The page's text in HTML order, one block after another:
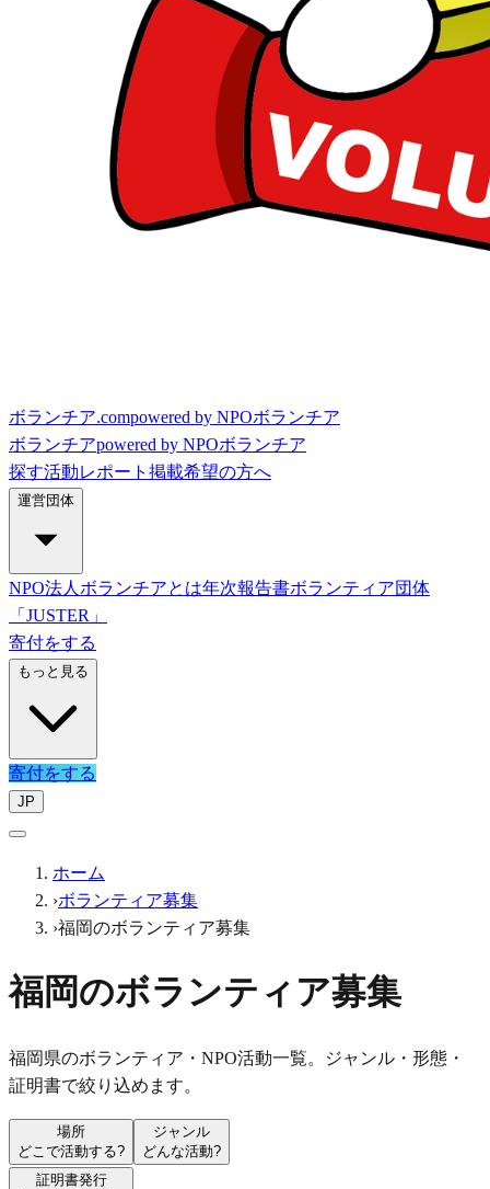
ボランチア.compowered by NPOボランチア
ボランチアpowered by NPOボランチア
探す活動レポート 掲載希望の方へ
運営団体
NPO法人ボランチアとは年次報告書ボランティア団体
「JUSTER」
寄付をする
もっと見る
寄付をする
JP
ホーム
›ボランティア募集
›福岡のボランティア募集
福岡のボランティア募集
福岡県のボランティア・NPO活動一覧。ジャンル・形態・
証明書で絞り込めます。
場所
どこで活動する?
ジャンル
どんな活動?
証明書発行